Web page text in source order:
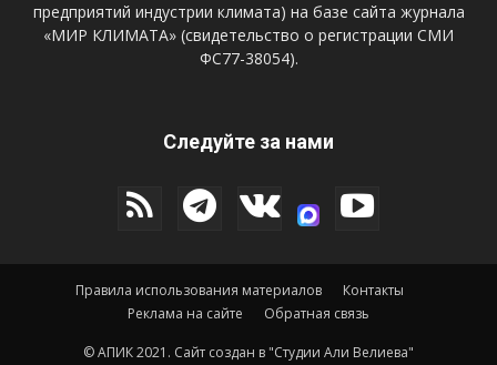
предприятий индустрии климата) на базе сайта журнала
«МИР КЛИМАТА» (свидетельство о регистрации СМИ
ФС77-38054).
Следуйте за нами
Правила использования материалов
Контакты
Реклама на сайте
Обратная связь
© АПИК 2021. Сайт создан в "Студии Али Велиева"